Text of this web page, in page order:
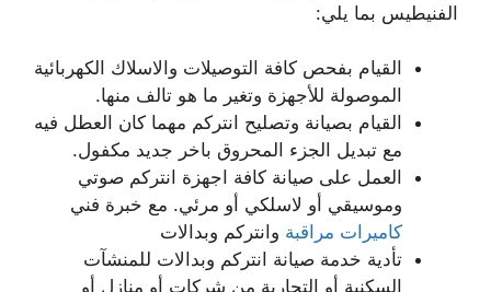
الفنيطيس بما يلي:
القيام بفحص كافة التوصيلات والاسلاك الكهربائية
الموصولة للأجهزة وتغير ما هو تالف منها.
القيام بصيانة وتصليح انتركم مهما كان العطل فيه
مع تبديل الجزء المحروق باخر جديد مكفول.
العمل على صيانة كافة اجهزة انتركم صوتي
وموسيقي أو لاسلكي أو مرئي. مع خبرة فني
كاميرات مراقبة وانتركم وبدالات
تأدية خدمة صيانة انتركم وبدالات للمنشآت
السكنية أو التجارية من شركات أو منازل أو